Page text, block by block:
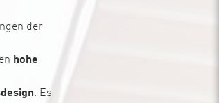
der
hohe
. Es